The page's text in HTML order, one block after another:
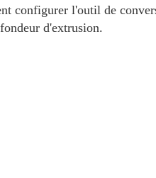
configurer l'outil de
d'extrusion.